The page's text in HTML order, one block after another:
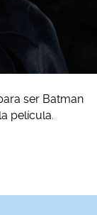
ser Batman
película.